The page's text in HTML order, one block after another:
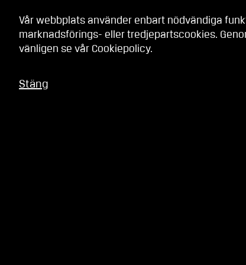
Vår webbplats använder enbart nödvändiga
marknadsförings- eller tredjepartscookies.
vänligen se vår Cookiepolicy.
Stäng